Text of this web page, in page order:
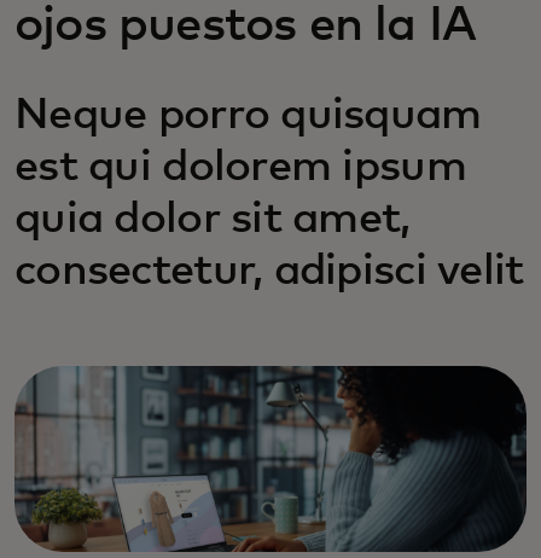
ojos puestos en la IA
Neque porro quisquam
est qui dolorem ipsum
quia dolor sit amet,
consectetur, adipisci velit